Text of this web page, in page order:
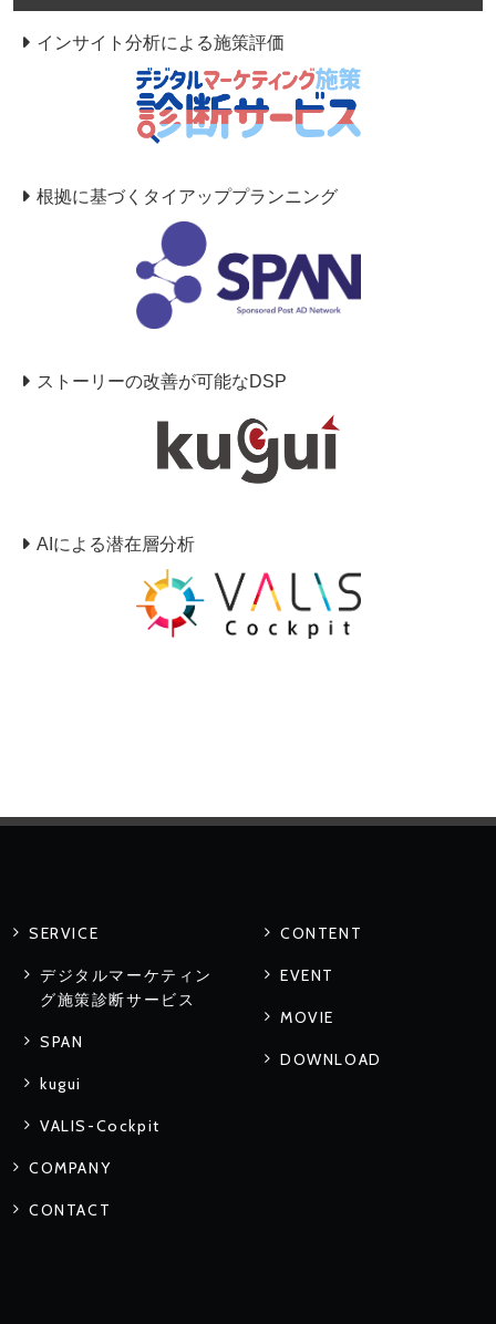
インサイト分析による施策評価
根拠に基づくタイアッププランニング
ストーリーの改善が可能なDSP
AIによる潜在層分析
SERVICE
デジタルマーケティン
グ施策診断サービス
SPAN
kugui
VALIS-Cockpit
COMPANY
CONTACT
CONTENT
EVENT
MOVIE
DOWNLOAD